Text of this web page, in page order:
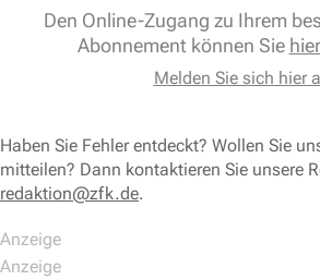
Den Online-Zugang zu Ihrem
Abonnement können Sie
Melden Sie sich hier
Haben Sie Fehler entdeckt? Wollen Sie
mitteilen? Dann kontaktieren Sie unsere
redaktion@zfk.de.